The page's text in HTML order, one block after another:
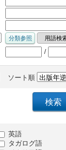
/
ソート順
英語
タガログ語